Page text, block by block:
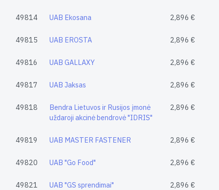
49814 UAB Ekosana 2,896 €
49815 UAB EROSTA 2,896 €
49816 UAB GALLAXY 2,896 €
49817 UAB Jaksas 2,896 €
49818
Bendra Lietuvos ir Rusijos įmonė
uždaroji akcinė bendrovė "IDRIS"
2,896 €
49819 UAB MASTER FASTENER 2,896 €
49820 UAB "Go Food" 2,896 €
49821 UAB "GS sprendimai" 2,896 €